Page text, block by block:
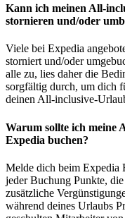
Kann ich meinen All-
stornieren und/oder
Viele bei Expedia
storniert und/oder
alle zu, lies daher die
sorgfältig durch, um dich
deinen All-inclusive-
Warum sollte ich meine
Expedia buchen?
Melde dich beim Expedia
jeder Buchung Punkte,
zusätzliche
während deines Urlaubs